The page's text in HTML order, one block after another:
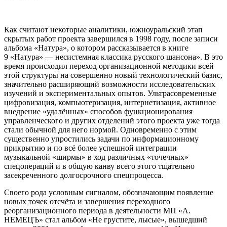
Как считают некоторые аналитики, южноуральский этап
скрытых работ проекта завершился в 1998 году, после записи
альбома «Натура», о котором рассказывается в книге
9 «Натура» — несистемная классика русского шансона». В это
время происходил переход организационной методики всей
этой структуры на совершенно новый технологический базис,
значительно расширяющий возможности исследовательских
изучений и экспериментальных опытов. Ультрасовременные
цифровизация, компьютеризация, интернетизация, активное
внедрение «удалённых» способов функционирования
управленческого и других отделений этого проекта уже тогда
стали обычной для него нормой. Одновременно с этим
существенно упростились задачи по информационному
прикрытию и по всё более успешной интеграции
музыкальной «ширмы» в ход различных «точечных»
спецопераций и в общую канву всего этого тщательно
засекреченного долгосрочного спецпроцесса.
Своего рода условным сигналом, обозначающим появление
новых точек отсчёта и завершения переходного
реорганизационного периода в деятельности МП «А.
НЕМЕЦЪ» стал альбом «Не грустите, лысые», вышедший